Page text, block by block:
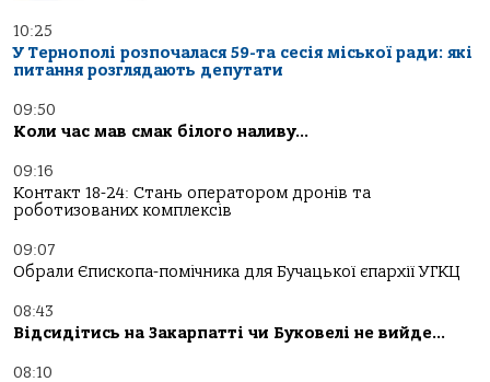
10:25
У Тернополі розпочалася 59-та сесія міської ради: які
питання розглядають депутати
09:50
Коли час мав смак білого наливу…
09:16
Контакт 18-24: Стань оператором дронів та
роботизованих комплексів
09:07
Обрали Єпископа-помічника для Бучацької єпархії УГКЦ
08:43
Відсидітись на Закарпатті чи Буковелі не вийде…
08:10